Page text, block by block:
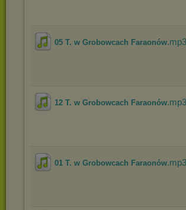
05 T. w Grobowcach Faraonów.mp3
12 T. w Grobowcach Faraonów.mp3
01 T. w Grobowcach Faraonów.mp3